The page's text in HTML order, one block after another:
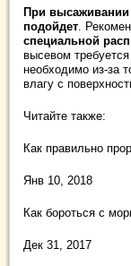
При
подойдет.
специальной
высевом
необходимо из-за
влагу с
Читайте также:
Как правильно
Янв 10, 2018
Как бороться с
Дек 31, 2017